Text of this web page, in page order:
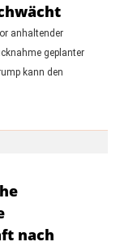
anhaltender
geplanter
kann den
nach